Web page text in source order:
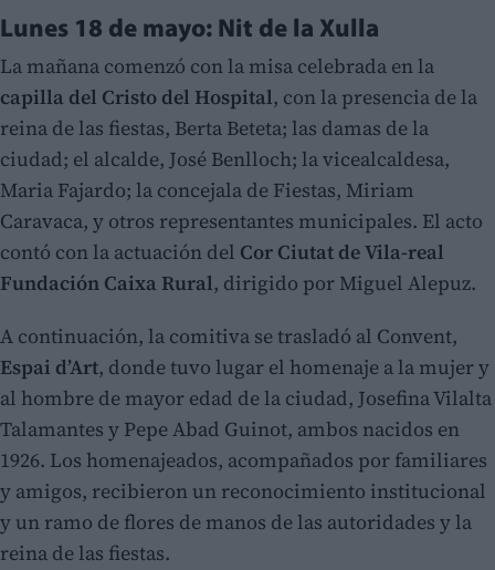
Lunes 18 de mayo: Nit de la Xulla
La mañana comenzó con la misa celebrada en la
capilla del Cristo del Hospital, con la presencia de la
reina de las fiestas, Berta Beteta; las damas de la
ciudad; el alcalde, José Benlloch; la vicealcaldesa,
Maria Fajardo; la concejala de Fiestas, Miriam
Caravaca, y otros representantes municipales. El acto
contó con la actuación del Cor Ciutat de Vila-real
Fundación Caixa Rural, dirigido por Miguel Alepuz.
A continuación, la comitiva se trasladó al Convent,
Espai d’Art, donde tuvo lugar el homenaje a la mujer y
al hombre de mayor edad de la ciudad, Josefina Vilalta
Talamantes y Pepe Abad Guinot, ambos nacidos en
1926. Los homenajeados, acompañados por familiares
y amigos, recibieron un reconocimiento institucional
y un ramo de flores de manos de las autoridades y la
reina de las fiestas.